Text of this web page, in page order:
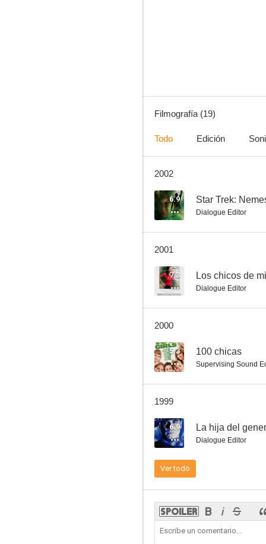
7.1
Filmografía (19)
Todo Edición
2002
6.9 Star Trek:
Dialogue Editor
2001
7.3 Los chicos de
Dialogue Editor
2000
5.3 100 chicas
Supervising Sound
1999
6.9 La hija del
Dialogue Editor
Ver todo